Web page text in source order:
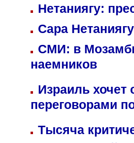
Нетаниягу:
Сара
СМИ: в
наемников
Израиль хочет
переговорами
Тысяча